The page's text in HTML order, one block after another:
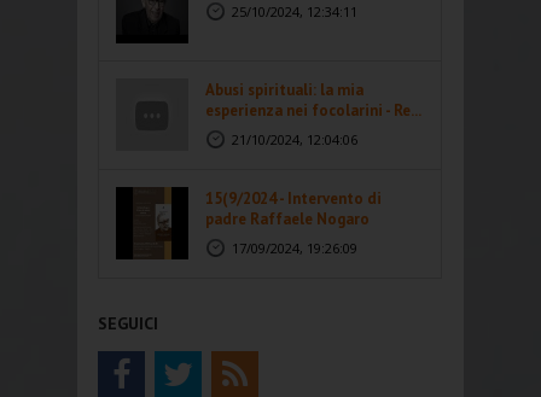
25/10/2024, 12:34:11
Abusi spirituali: la mia
esperienza nei focolarini - Re...
21/10/2024, 12:04:06
15(9/2024 - Intervento di
padre Raffaele Nogaro
17/09/2024, 19:26:09
SEGUICI